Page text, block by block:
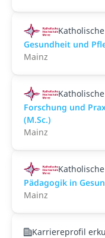
Gesundheit und
Mainz
Forschung und
(M.Sc.)
Mainz
Pädagogik in
Mainz
Karriereprofil